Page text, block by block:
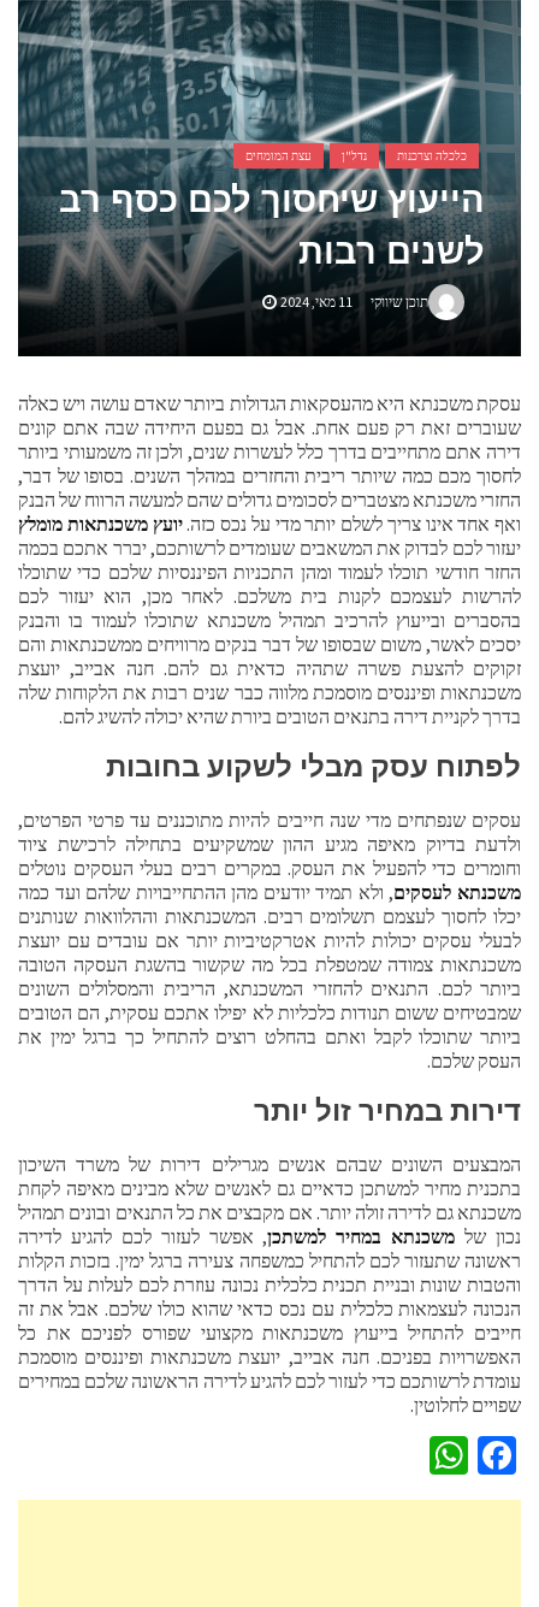
אביזרים ומתנות לגבר שאוהב להיות בשטח
אשפוז פסיכיאטרי ביתי: הגישה הדיסקרטית שמשנה את כללי המשחק בבריאות הנפש
כלכלה וצרכנות נדל"ן עצת המומחים
הייעוץ שיחסוך לכם כסף רב
לשנים רבות
תוכן שיווקי 11 מאי, 2024
עסקת משכנתא היא מהעסקאות הגדולות ביותר שאדם עושה ויש כאלה
שעוברים זאת רק פעם אחת. אבל גם בפעם היחידה שבה אתם קונים
דירה אתם מתחייבים בדרך כלל לעשרות שנים, ולכן זה משמעותי ביותר
לחסוך מכם כמה שיותר ריבית והחזרים במהלך השנים. בסופו של דבר,
החזרי משכנתא מצטברים לסכומים גדולים שהם למעשה הרווח של הבנק
ואף אחד אינו צריך לשלם יותר מדי על נכס כזה.יועץ משכנתאות מומלץ
יעזור לכם לבדוק את המשאבים שעומדים לרשותכם, יברר אתכם בכמה
החזר חודשי תוכלו לעמוד ומהן התכניות הפיננסיות שלכם כדי שתוכלו
להרשות לעצמכם לקנות בית משלכם. לאחר מכן, הוא יעזור לכם
בהסברים ובייעוץ להרכיב תמהיל משכנתא שתוכלו לעמוד בו והבנק
יסכים לאשר, משום שבסופו של דבר בנקים מרוויחים ממשכנתאות והם
זקוקים להצעת פשרה שתהיה כדאית גם להם. חנה אבייב, יועצת
משכנתאות ופיננסים מוסמכת מלווה כבר שנים רבות את הלקוחות שלה
בדרך לקניית דירה בתנאים הטובים ביורת שהיא יכולה להשיג להם.
לפתוח עסק מבלי לשקוע בחובות
עסקים שנפתחים מדי שנה חייבים להיות מתוכננים עד פרטי הפרטים,
ולדעת בדיוק מאיפה מגיע ההון שמשקיעים בתחילה לרכישת ציוד
וחומרים כדי להפעיל את העסק. במקרים רבים בעלי העסקים נוטלים
משכנתא לעסקים, ולא תמיד יודעים מהן ההתחייבויות שלהם ועד כמה
יכלו לחסוך לעצמם תשלומים רבים. המשכנתאות וההלוואות שנותנים
לבעלי עסקים יכולות להיות אטרקטיביות יותר אם עובדים עם יועצת
משכנתאות צמודה שמטפלת בכל מה שקשור בהשגת העסקה הטובה
ביותר לכם. התנאים להחזרי המשכנתא, הריבית והמסלולים השונים
שמבטיחים ששום תנודות כלכליות לא יפילו אתכם עסקית, הם הטובים
ביותר שתוכלו לקבל ואתם בהחלט רוצים להתחיל כך ברגל ימין את
העסק שלכם.
דירות במחיר זול יותר
המבצעים השונים שבהם אנשים מגרילים דירות של משרד השיכון
בתכנית מחיר למשתכן כדאיים גם לאנשים שלא מבינים מאיפה לקחת
משכנתא גם לדירה זולה יותר. אם מקבצים את כל התנאים ובונים תמהיל
נכון של משכנתא במחיר למשתכן, אפשר לעזור לכם להגיע לדירה
ראשונה שתעזור לכם להתחיל כמשפחה צעירה ברגל ימין. בזכות הקלות
והטבות שונות ובניית תכנית כלכלית נכונה עוזרת לכם לעלות על הדרך
הנכונה לעצמאות כלכלית עם נכס כדאי שהוא כולו שלכם. אבל את זה
חייבים להתחיל בייעוץ משכנתאות מקצועי שפורס לפניכם את כל
האפשרויות בפניכם. חנה אבייב, יועצת משכנתאות ופיננסים מוסמכת
עומדת לרשותכם כדי לעזור לכם להגיע לדירה הראשונה שלכם במחירים
שפויים לחלוטין.
Facebook